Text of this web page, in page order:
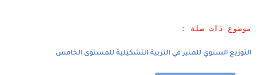
موضوع ذات صلة :
التوزيع السنوي للمنير في التربية التشكيلية للمستوى الخامس